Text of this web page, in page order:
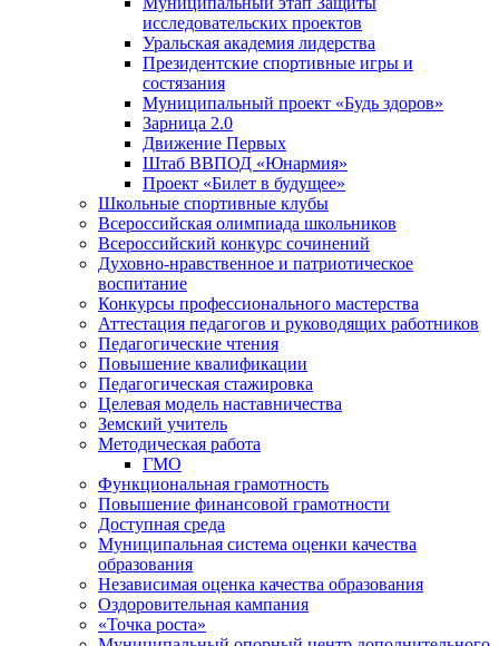
исследовательских проектов
Уральская академия лидерства
Президентские спортивные игры и
состязания
Муниципальный проект «Будь здоров»
Зарница 2.0
Движение Первых
Штаб ВВПОД «Юнармия»
Проект «Билет в будущее»
Школьные спортивные клубы
Всероссийская олимпиада школьников
Всероссийский конкурс сочинений
Духовно-нравственное и патриотическое
воспитание
Конкурсы профессионального мастерства
Аттестация педагогов и руководящих работников
Педагогические чтения
Повышение квалификации
Педагогическая стажировка
Целевая модель наставничества
Земский учитель
Методическая работа
ГМО
Функциональная грамотность
Повышение финансовой грамотности
Доступная среда
Муниципальная система оценки качества
образования
Независимая оценка качества образования
Оздоровительная кампания
«Точка роста»